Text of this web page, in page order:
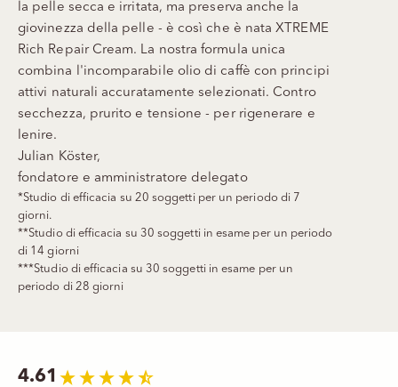
la pelle secca e irritata, ma preserva anche la
giovinezza della pelle - è così che è nata XTREME
Rich Repair Cream. La nostra formula unica
combina l'incomparabile olio di caffè con principi
attivi naturali accuratamente selezionati. Contro
secchezza, prurito e tensione - per rigenerare e
lenire.
Julian Köster,
fondatore e amministratore delegato
*Studio di efficacia su 20 soggetti per un periodo di 7
giorni.
**Studio di efficacia su 30 soggetti in esame per un periodo
di 14 giorni
***Studio di efficacia su 30 soggetti in esame per un
periodo di 28 giorni
4.61